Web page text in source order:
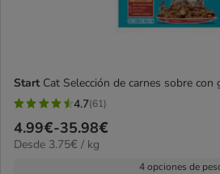
Start Cat Selección de carnes sobre con
4.7
estrellas
con
4.7(61)
Precio
de
4.99€-35.98€
3.75€
Desde 3.75€ / kg
4 opciones de